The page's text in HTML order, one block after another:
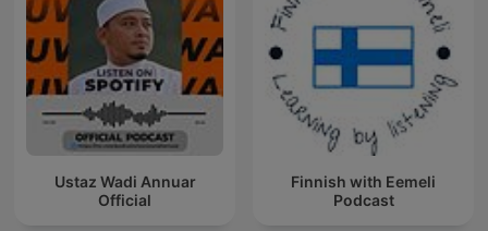
Ustaz Wadi Annuar
Official
Finnish with Eemeli
Podcast